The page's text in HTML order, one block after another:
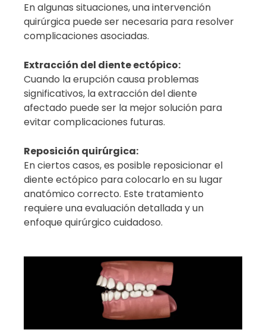
En algunas situaciones, una intervención
quirúrgica puede ser necesaria para resolver
complicaciones asociadas.
Extracción del diente ectópico:
Cuando la erupción causa problemas
significativos, la extracción del diente
afectado puede ser la mejor solución para
evitar complicaciones futuras.
Reposición quirúrgica:
En ciertos casos, es posible reposicionar el
diente ectópico para colocarlo en su lugar
anatómico correcto. Este tratamiento
requiere una evaluación detallada y un
enfoque quirúrgico cuidadoso.